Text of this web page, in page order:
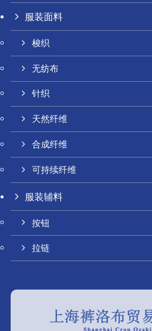
服装面料
梭织
无纺布
针织
天然纤维
合成纤维
可持续纤维
服装辅料
按钮
拉链